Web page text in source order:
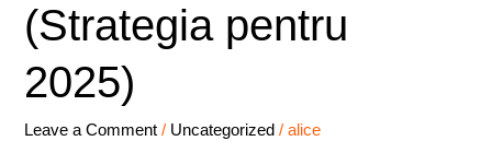
(Strategia pentru
2025)
Leave a Comment / Uncategorized /alice
ai
Buget
de
Startup
(Strategia